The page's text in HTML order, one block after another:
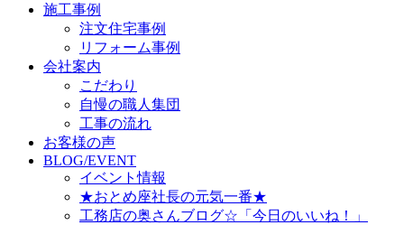
施工事例
注文住宅事例
リフォーム事例
会社案内
こだわり
自慢の職人集団
工事の流れ
お客様の声
BLOG/EVENT
イベント情報
★おとめ座社長の元気一番★
工務店の奥さんブログ☆「今日のいいね！」